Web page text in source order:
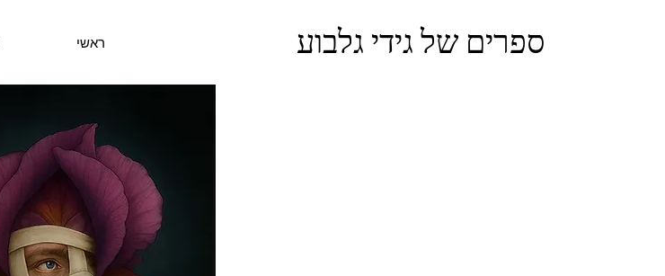
ראשי ספרים של גידי גלבוע